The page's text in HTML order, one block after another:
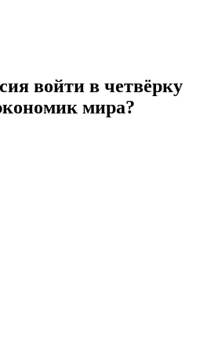
войти в четвёрку
мира?